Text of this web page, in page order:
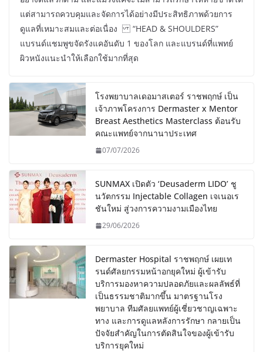
แต่สามารถควบคุมและจัดการได้อย่างมีประสิทธิภาพด้วยการ
ดูแลที่เหมาะสมและต่อเนื่อง “HEAD & SHOULDERS”
แบรนด์แชมพูขจัดรังแคอันดับ 1 ของโลก และแบรนด์ที่แพทย์
ผิวหนังแนะนำให้เลือกใช้มากที่สุด
โรงพยาบาลเดอมาสเตอร์ ราชพฤกษ์ เป็น
เจ้าภาพโครงการ Dermaster x Mentor
Breast Aesthetics Masterclass ต้อนรับ
คณะแพทย์จากนานาประเทศ
07/07/2026
SUNMAX เปิดตัว ‘Deusaderm LIDO’ ชู
นวัตกรรม Injectable Collagen เจเนอเร
ชันใหม่ สู่วงการความงามเมืองไทย
29/06/2026
Dermaster Hospital ราชพฤกษ์ เผยเท
รนด์ศัลยกรรมหน้าอกยุคใหม่ ผู้เข้ารับ
บริการมองหาความปลอดภัยและผลลัพธ์ที่
เป็นธรรมชาติมากขึ้น มาตรฐานโรง
พยาบาล ทีมศัลยแพทย์ผู้เชี่ยวชาญเฉพาะ
ทาง และการดูแลหลังการรักษา กลายเป็น
ปัจจัยสำคัญในการตัดสินใจของผู้เข้ารับ
บริการยุคใหม่